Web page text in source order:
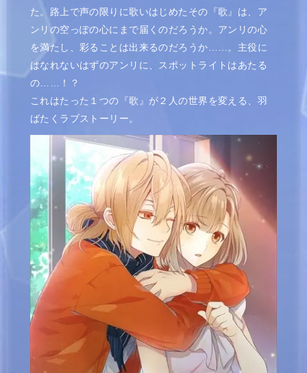
た。路上で声の限りに歌いはじめたその『歌』は、ア
ンリの空っぽの心にまで届くのだろうか。アンリの心
を満たし、彩ることは出来るのだろうか……。主役に
はなれないはずのアンリに、スポットライトはあたる
の……！？
これはたった１つの『歌』が２人の世界を変える、羽
ばたくラブストーリー。